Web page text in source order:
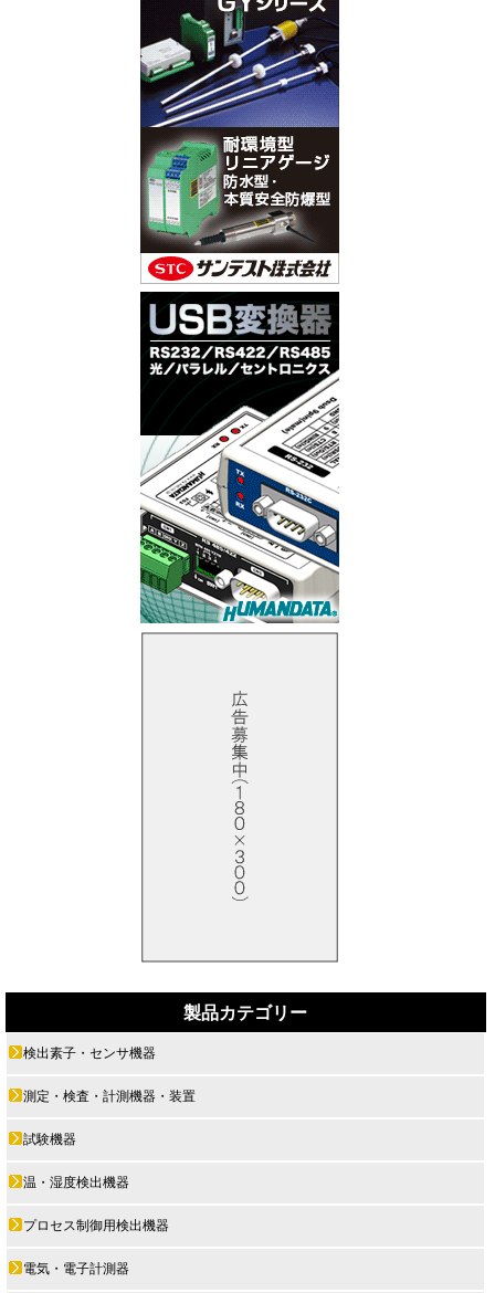
製品カテゴリー
検出素子・センサ機器
測定・検査・計測機器・装置
試験機器
温・湿度検出機器
プロセス制御用検出機器
電気・電子計測器